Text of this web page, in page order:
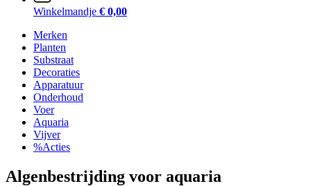
Winkelmandje € 0,00
Merken
Planten
Substraat
Decoraties
Apparatuur
Onderhoud
Voer
Aquaria
Vijver
%Acties
Algenbestrijding voor aquaria